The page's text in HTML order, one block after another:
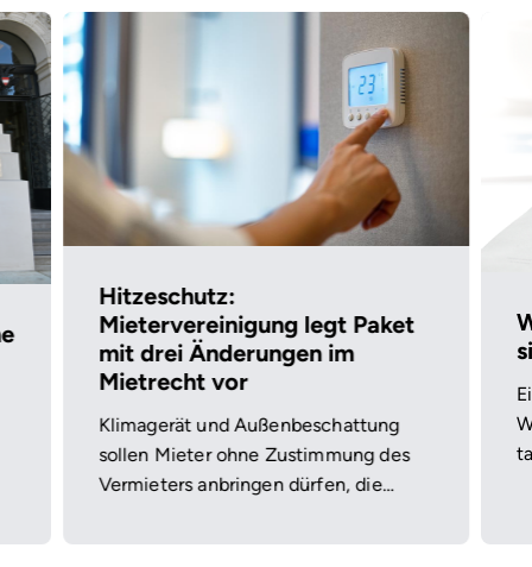
Hitzeschutz:
Mietervereinigung legt Paket
mit drei Änderungen im
Mietrecht vor
Klimagerät und Außenbeschattung
sollen Mieter ohne Zustimmung des
Vermieters anbringen dürfen, die
werden – und wo die Wohnung im